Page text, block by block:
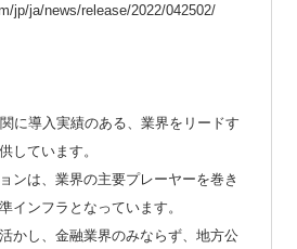
jp/ja/news/release/2022/042502/
に導入実績のある、業界をリードす
しています。
ンは、業界の主要プレーヤーを巻き
インフラとなっています。
かし、金融業界のみならず、地方公